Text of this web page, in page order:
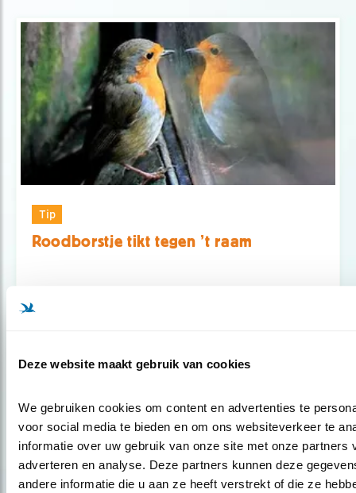
Deze website maakt gebruik van cookies
We gebruiken cookies om content en advertenties te
voor social media te bieden en om ons websiteverkeer te
informatie over uw gebruik van onze site met onze partners
adverteren en analyse. Deze partners kunnen deze
andere informatie die u aan ze heeft verstrekt of die ze
Tip
Roodborstje tikt tegen ’t raam